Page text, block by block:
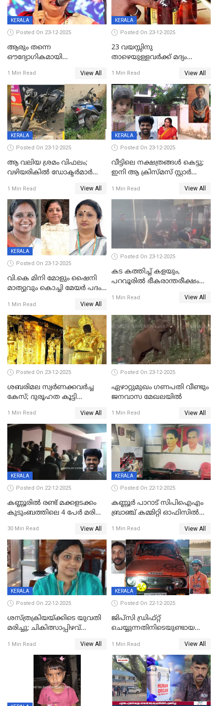
KERALA
Posted On 23-12-2025
ആരും തന്നെ
ഔദ്യോഗികമായി
കണ്ടെത്താൻ ഇന്ന് കോർ
കമ്മിറ്റി കൂടിയില്ല';
അതൃപ്തിയുമായി ദീപ്തി മേരി
വർഗീസ്
1 Min Read View All
KERALA
Posted On 23-12-2025
23 വയസ്സിനു
താഴെയുള്ളവർക്ക് മദ്യം
നടപടി;സ്ഥാപനങ്ങൾക്കെതിരെ
രണ്ട് കേസുകൾ
1 Min Read View All
KERALA
Posted On 23-12-2025
ആ വലിയ ശ്രമം വിഫലം;
വഴിയരികില്‍ ‌ഡോക്ടര്‍മാര്‍
മരണത്തിന് കീഴടങ്ങി
1 Min Read View All
KERALA
Posted On 23-12-2025
വീട്ടിലെ നക്ഷത്രങ്ങൾ കെട്ടു;
ഇനി ആ ക്രിസ്മസ് സ്റ്റാർ
വേണ്ടിയുള്ള
പിടിവലിക്കിടയിൽ
അപ്പൂപ്പനെതിരെ പോക്സോ
കേസ് ഒടുവിൽ 4 ജീവനുകൾ
പൊലിഞ്ഞു
1 Min Read View All
KERALA
Posted On 23-12-2025
വി.കെ മിനി മോളും ഷൈനി
മാത്യുവും കൊച്ചി മേയർ പദം
മേയറാകില്ല
1 Min Read View All
Posted On 23-12-2025
കട കത്തിച്ച് കളയും,
പറവൂരില്‍ ഭീകരാന്തരീക്ഷം
1 Min Read View All
Posted On 23-12-2025
ശബരിമല സ്വര്‍ണക്കവര്‍ച്ച
കേസ്; ദുരൂഹത കൂട്ടി
1 Min Read View All
Posted On 23-12-2025
ഏഴാറ്റുമുഖം ഗണപതി വീണ്ടും
ജനവാസ മേഖലയിൽ
1 Min Read View All
KERALA
Posted On 22-12-2025
കണ്ണൂരിൽ രണ്ട് മക്കളടക്കം
കുടുംബത്തിലെ 4 പേർ മരിച്ച
30 Min Read View All
KERALA
Posted On 22-12-2025
കണ്ണൂർ പാറാട് സിപിഐഎം
ബ്രാഞ്ച് കമ്മിറ്റി ഓഫിസിൽ
ചിത്രങ്ങളടക്കം കത്തിയ
നിലയിൽ
1 Min Read View All
KERALA
Posted On 22-12-2025
ശസ്ത്രക്രിയയ്‌ക്കിടെ യുവതി
മരിച്ചു; ചികിത്സാപ്പിഴവ്
സംഭവം മാവേലിക്കരയിൽ
1 Min Read View All
KERALA
Posted On 22-12-2025
ജിപ്സി ഡ്രിഫ്റ്റ്
ചെയ്യുന്നതിനിടെയുണ്ടായ
ദാരുണാന്ത്യം; ജീപ്സി
ഓടിച്ചയാൾ അറസ്റ്റിൽ.
1 Min Read View All